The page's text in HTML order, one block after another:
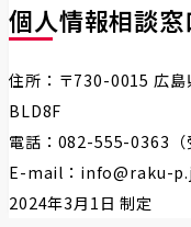
個人情報相談窓
住所：〒730-0015 広
BLD8F
電話：082-555-0363（
E-mail：info@raku-
2024年3月1日 制定